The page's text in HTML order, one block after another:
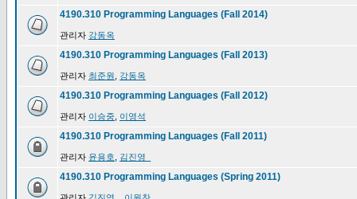
4190.310 Programming Languages (Fall 2014)
관리자 강동옥
4190.310 Programming Languages (Fall 2013)
관리자 최준원 강동옥
4190.310 Programming Languages (Fall 2012)
관리자 이승중 이영석
4190.310 Programming Languages (Fall 2011)
관리자 윤용호 김진영_
4190.310 Programming Languages (Spring 2011)